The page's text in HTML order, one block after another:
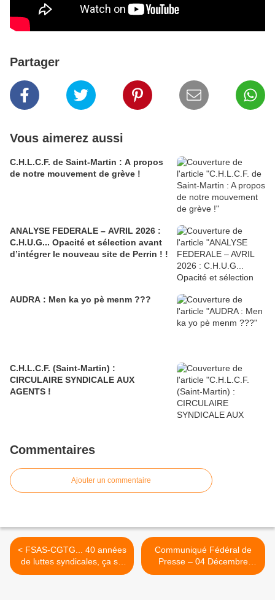
Partager
Vous aimerez aussi
C.H.L.C.F. de Saint-Martin : A propos
de notre mouvement de grève !
ANALYSE FEDERALE – AVRIL 2026 :
C.H.U.G... Opacité et sélection avant
d’intégrer le nouveau site de Perrin ! !
AUDRA : Men ka yo pè menm ???
C.H.L.C.F. (Saint-Martin) :
CIRCULAIRE SYNDICALE AUX
AGENTS !
Commentaires
Ajouter un commentaire
< FSAS-CGTG... 40 années
de luttes syndicales, ça se
fête !
Communiqué Fédéral de
Presse – 04 Décembre
2025 : E.P.S.M. de la